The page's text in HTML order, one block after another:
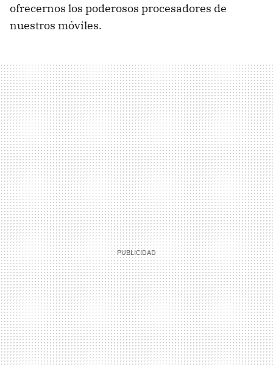
ofrecernos los poderosos procesadores de
nuestros móviles.